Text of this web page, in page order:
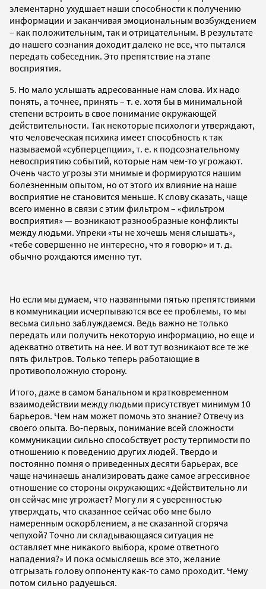
элементарно ухудшает наши способности к получению
информации и заканчивая эмоциональным возбуждением
– как положительным, так и отрицательным. В результате
до нашего сознания доходит далеко не все, что пытался
передать собеседник. Это препятствие на этапе
восприятия.
5. Но мало услышать адресованные нам слова. Их надо
понять, а точнее, принять – т. е. хотя бы в минимальной
степени встроить в свое понимание окружающей
действительности. Так некоторые психологи утверждают,
что человеческая психика имеет способность к так
называемой «субперцепции», т. е. к подсознательному
невосприятию событий, которые нам чем-то угрожают.
Очень часто угрозы эти мнимые и формируются нашим
болезненным опытом, но от этого их влияние на наше
восприятие не становится меньше. К слову сказать, чаще
всего именно в связи с этим фильтром – «фильтром
восприятия» — возникают разнообразные конфликты
между людьми. Упреки «ты не хочешь меня слышать»,
«тебе совершенно не интересно, что я говорю» и т. д.
обычно рождаются именно тут.
Но если мы думаем, что названными пятью препятствиями
в коммуникации исчерпываются все ее проблемы, то мы
весьма сильно заблуждаемся. Ведь важно не только
передать или получить некоторую информацию, но еще и
адекватно ответить на нее. И вот тут возникают все те же
пять фильтров. Только теперь работающие в
противоположную сторону.
Итого, даже в самом банальном и кратковременном
взаимодействии между людьми присутствует минимум 10
барьеров. Чем нам может помочь это знание? Отвечу из
своего опыта. Во-первых, понимание всей сложности
коммуникации сильно способствует росту терпимости по
отношению к поведению других людей. Твердо и
постоянно помня о приведенных десяти барьерах, все
чаще начинаешь анализировать даже самое агрессивное
отношение со стороны окружающих: «Действительно ли
он сейчас мне угрожает? Могу ли я с уверенностью
утверждать, что сказанное сейчас обо мне было
намеренным оскорблением, а не сказанной сгоряча
чепухой? Точно ли складывающаяся ситуация не
оставляет мне никакого выбора, кроме ответного
нападения?» И пока осмысляешь все это, желание
отгрызать голову оппоненту как-то само проходит. Чему
потом сильно радуешься.